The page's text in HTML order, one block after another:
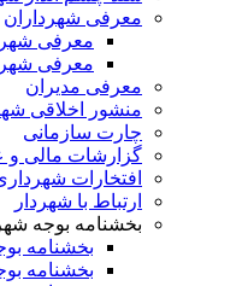
معرفی شهرداران
معرفی
معرفی
معرفی مدیران
منشور اخلاقی
چارت سازمانی
گزارشات مالی و
افتخارات
ارتباط با شهردار
بخشنامه بوجه
بخشنامه بوجه 1401
بخشنامه بوجه 1402